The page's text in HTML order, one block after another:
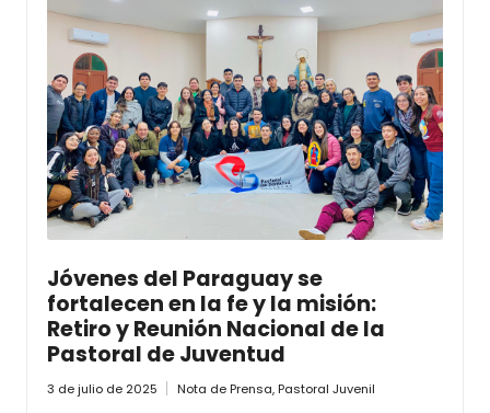
Jóvenes del Paraguay se
fortalecen en la fe y la misión:
Retiro y Reunión Nacional de la
Pastoral de Juventud
3 de julio de 2025 Nota de Prensa,Pastoral Juvenil